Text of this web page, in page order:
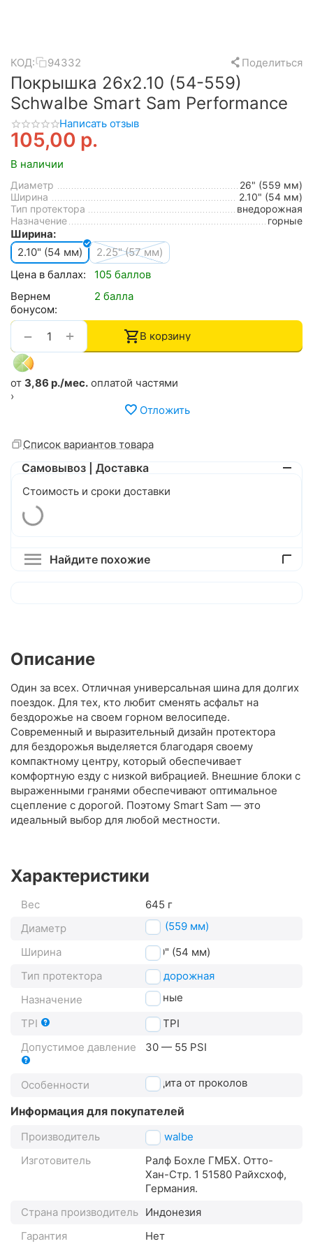
КОД: 94332 Поделиться
Покрышка 26x2.10 (54-559)
Schwalbe Smart Sam Performance
Написать отзыв
105,00 р.
В наличии
Диаметр
26" (559 мм)
Ширина
2.10" (54 мм)
Тип протектора
внедорожная
Назначение
горные
Ширина:
2.10" (54 мм)
2.25" (57 мм)
Цена в баллах:
105 баллов
Вернем
бонусом:
2 балла
+
− В корзину
от 3,86 р./мес. оплатой частями
›
Отложить
Список вариантов товара
Самовывоз | Доставка
Стоимость и сроки доставки
Найдите похожие
Описание
Один за всех. Отличная универсальная шина для долгих
поездок. Для тех, кто любит сменять асфальт на
бездорожье на своем горном велосипеде.
Современный и выразительный дизайн протектора
для бездорожья выделяется благодаря своему
компактному центру, который обеспечивает
комфортную езду с низкой вибрацией. Внешние блоки с
выраженными гранями обеспечивают оптимальное
сцепление с дорогой. Поэтому Smart Sam — это
идеальный выбор для любой местности.
Характеристики
Вес
645 г
Диаметр
26" (559 мм)
Ширина
2.10" (54 мм)
Тип протектора
внедорожная
Назначение
горные
TPI
67 TPI
Допустимое давление
30 — 55 PSI
Особенности защита от проколов
Информация для покупателей
Производитель
Schwalbe
Изготовитель
Ралф Бохле ГМБХ. Отто-
Хан-Стр. 1 51580 Райхсхоф,
Германия.
Страна производитель Индонезия
Гарантия
Нет